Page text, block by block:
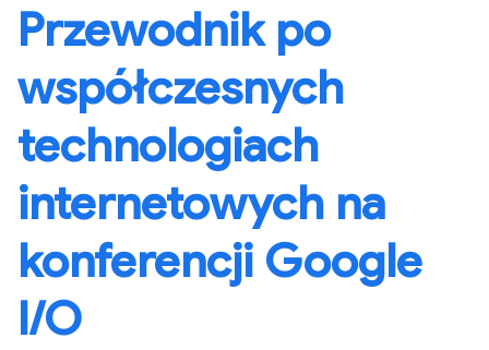
Przewodnik po
współczesnych
technologiach
internetowych na
konferencji Google
I/O